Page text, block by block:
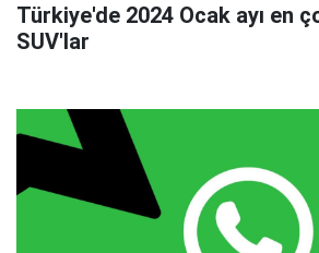
Türkiye'de 2024 Ocak ayı en
SUV'lar